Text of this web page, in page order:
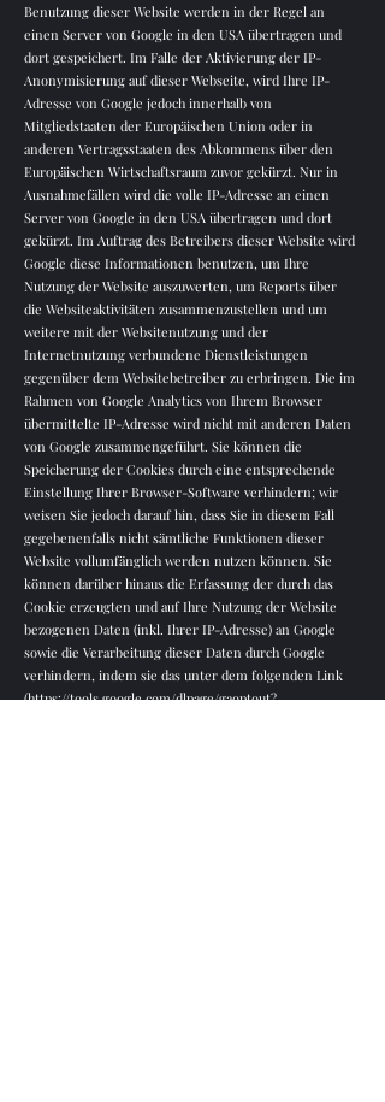
Benutzung dieser Website werden in der Regel an
einen Server von Google in den USA übertragen und
dort gespeichert. Im Falle der Aktivierung der IP-
Anonymisierung auf dieser Webseite, wird Ihre IP-
Adresse von Google jedoch innerhalb von
Mitgliedstaaten der Europäischen Union oder in
anderen Vertragsstaaten des Abkommens über den
Europäischen Wirtschaftsraum zuvor gekürzt. Nur in
Ausnahmefällen wird die volle IP-Adresse an einen
Server von Google in den USA übertragen und dort
gekürzt. Im Auftrag des Betreibers dieser Website wird
Google diese Informationen benutzen, um Ihre
Nutzung der Website auszuwerten, um Reports über
die Websiteaktivitäten zusammenzustellen und um
weitere mit der Websitenutzung und der
Internetnutzung verbundene Dienstleistungen
gegenüber dem Websitebetreiber zu erbringen. Die im
Rahmen von Google Analytics von Ihrem Browser
übermittelte IP-Adresse wird nicht mit anderen Daten
von Google zusammengeführt. Sie können die
Speicherung der Cookies durch eine entsprechende
Einstellung Ihrer Browser-Software verhindern; wir
weisen Sie jedoch darauf hin, dass Sie in diesem Fall
gegebenenfalls nicht sämtliche Funktionen dieser
Website vollumfänglich werden nutzen können. Sie
können darüber hinaus die Erfassung der durch das
Cookie erzeugten und auf Ihre Nutzung der Website
bezogenen Daten (inkl. Ihrer IP-Adresse) an Google
sowie die Verarbeitung dieser Daten durch Google
verhindern, indem sie das unter dem folgenden Link
(https://tools.google.com/dlpage/gaoptout?